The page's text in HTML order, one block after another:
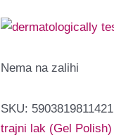
Nema na zalihi
SKU: 5903819811421
trajni lak (Gel Polish)